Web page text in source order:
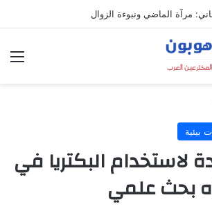
مرآة الماضي ونبوءة الزوال
بيئية
لاستخدام البكتريا في
بحث علمي